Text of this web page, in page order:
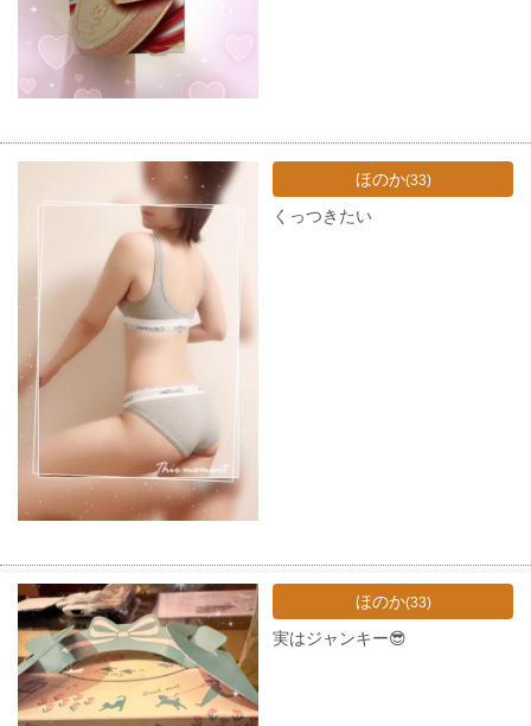
ほのか(33)
くっつきたい
ほのか(33)
実はジャンキー😎